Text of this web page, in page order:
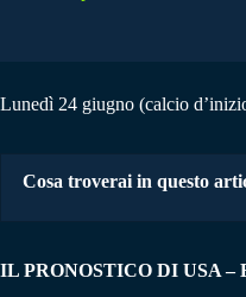
Lunedì 24 giugno (calcio
Cosa troverai in questo
IL PRONOSTICO DI USA –